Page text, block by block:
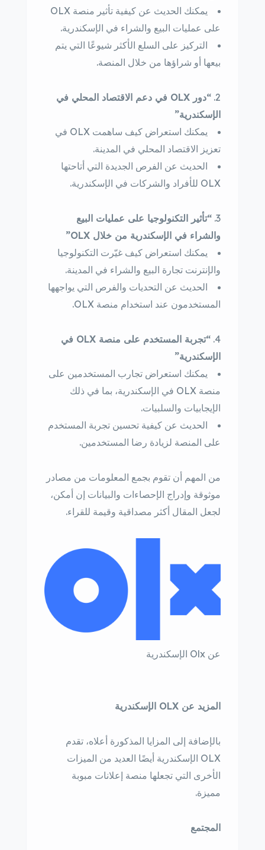
يمكنك الحديث عن كيفية تأثير منصة OLX
على عمليات البيع والشراء في الإسكندرية.
التركيز على السلع الأكثر شيوعًا التي يتم
بيعها أو شراؤها من خلال المنصة.
“دور OLX في دعم الاقتصاد المحلي في
الإسكندرية”
يمكنك استعراض كيف ساهمت OLX في
تعزيز الاقتصاد المحلي في المدينة.
الحديث عن الفرص الجديدة التي أتاحتها
OLX للأفراد والشركات في الإسكندرية.
“تأثير التكنولوجيا على عمليات البيع
والشراء في الإسكندرية من خلال OLX”
يمكنك استعراض كيف غيّرت التكنولوجيا
والإنترنت تجارة البيع والشراء في المدينة.
الحديث عن التحديات والفرص التي يواجهها
المستخدمون عند استخدام منصة OLX.
“تجربة المستخدم على منصة OLX في
الإسكندرية”
يمكنك استعراض تجارب المستخدمين على
منصة OLX في الإسكندرية، بما في ذلك
الإيجابيات والسلبيات.
الحديث عن كيفية تحسين تجربة المستخدم
على المنصة لزيادة رضا المستخدمين.
من المهم أن تقوم بجمع المعلومات من مصادر
موثوقة وإدراج الإحصاءات والبيانات إن أمكن،
لجعل المقال أكثر مصداقية وقيمة للقراء.
عن Olx الإسكندرية
المزيد عن OLX الإسكندرية
بالإضافة إلى المزايا المذكورة أعلاه، تقدم
OLX الإسكندرية أيضًا العديد من الميزات
الأخرى التي تجعلها منصة إعلانات مبوبة
مميزة.
المجتمع